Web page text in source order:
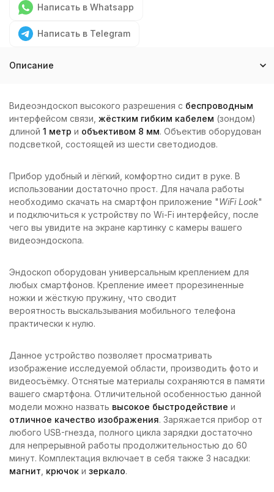
Написать в Whatsapp
Написать в Telegram
Описание
Видеоэндоскоп высокого разрешения с беспроводным
интерфейсом связи, жёстким гибким кабелем (зондом)
длиной 1 метр и объективом 8 мм. Объектив оборудован
подсветкой, состоящей из шести светодиодов.
Прибор удобный и лёгкий, комфортно сидит в руке. В
использовании достаточно прост. Для начала работы
необходимо скачать на смартфон приложение "WiFi Look"
и подключиться к устройству по Wi-Fi интерфейсу, после
чего вы увидите на экране картинку с камеры вашего
видеоэндоскопа.
Эндоскоп оборудован универсальным креплением для
любых смартфонов. Крепление имеет прорезиненные
ножки и жёсткую пружину, что сводит
вероятность выскальзывания мобильного телефона
практически к нулю.
Данное устройство позволяет просматривать
изображение исследуемой области, производить фото и
видеосъёмку. Отснятые материалы сохраняются в памяти
вашего смартфона. Отличительной особенностью данной
модели можно назвать высокое быстродействие и
отличное качество изображения. Заряжается прибор от
любого USB-гнезда, полного цикла зарядки достаточно
для непрерывной работы продолжительностью до 60
минут. Комплектация включает в себя также 3 насадки:
магнит крючок и зеркало.